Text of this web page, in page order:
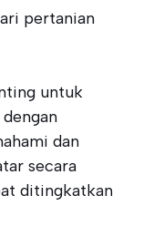
pertanian
untuk
dan
secara
ditingkatkan